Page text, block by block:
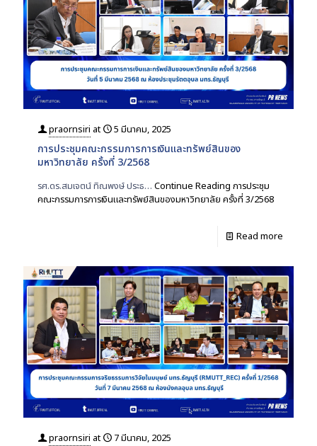
praornsiri at 5 มีนาคม, 2025
การประชุมคณะกรรมการการเงินและทรัพย์สินของ
มหาวิทยาลัย ครั้งที่ 3/2568
รศ.ดร.สมเจตน์ ทิณพงษ์ ประธ… Continue Reading การประชุม
คณะกรรมการการเงินและทรัพย์สินของมหาวิทยาลัย ครั้งที่ 3/2568
Read more
praornsiri at 7 มีนาคม, 2025